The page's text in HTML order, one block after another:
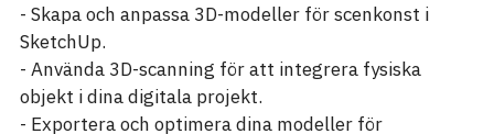
- Skapa och anpassa 3D-modeller för scenkonst i
SketchUp.
- Använda 3D-scanning för att integrera fysiska
objekt i dina digitala projekt.
- Exportera och optimera dina modeller för